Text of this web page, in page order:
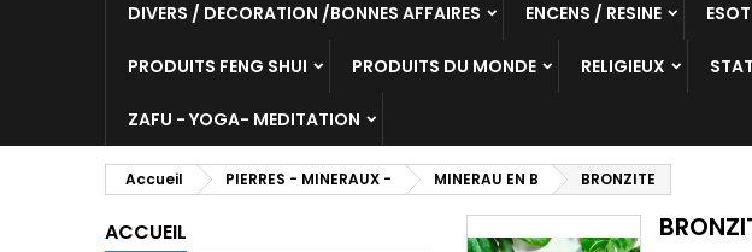
DIVERS / DECORATION /BONNES AFFAIRES ENCENS / RESINE
PRODUITS FENG SHUI PRODUITS DU MONDE RELIGIEUX
ZAFU - YOGA- MEDITATION
Accueil PIERRES - MINERAUX - MINERAU EN B BRONZITE
ACCUEIL